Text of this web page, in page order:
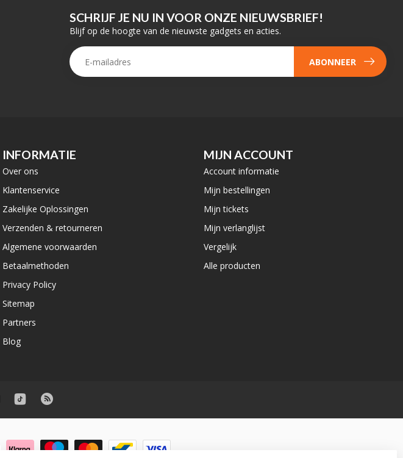
SCHRIJF JE NU IN VOOR ONZE NIEUWSBRIEF!
Blijf op de hoogte van de nieuwste gadgets en acties.
ABONNEER
INFORMATIE
Over ons
Klantenservice
Zakelijke Oplossingen
Verzenden & retourneren
Algemene voorwaarden
Betaalmethoden
Privacy Policy
Sitemap
Partners
Blog
MIJN ACCOUNT
Account informatie
Mijn bestellingen
Mijn tickets
Mijn verlanglijst
Vergelijk
Alle producten